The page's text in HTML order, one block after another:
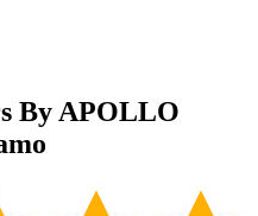
By APOLLO